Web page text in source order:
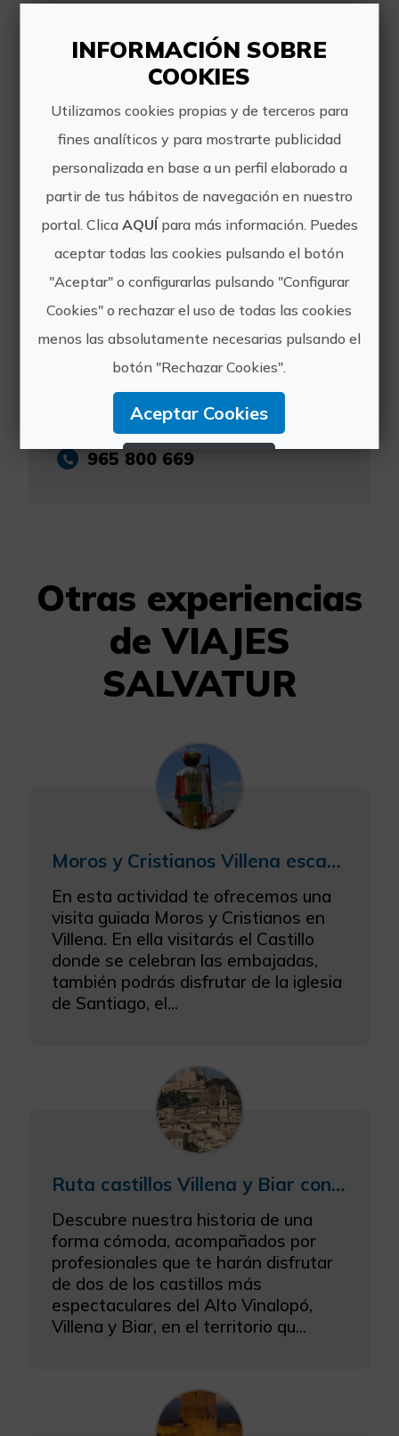
Desde 230€
Cómo llegar:
Villena (Alicante)
VIAJES SALVATUR
https://costablancainterior.es/
salvatur@salvatur.com
965 800 669
Otras experiencias
de VIAJES
SALVATUR
Moros y Cristianos Villena escapada gastronómica con visita castillo
En esta actividad te ofrecemos una
visita guiada Moros y Cristianos en
Villena. En ella visitarás el Castillo
donde se celebran las embajadas,
también podrás disfrutar de la iglesia
de Santiago, el...
Ruta castillos Villena y Biar con bodega
Descubre nuestra historia de una
forma cómoda, acompañados por
profesionales que te harán disfrutar
de dos de los castillos más
espectaculares del Alto Vinalopó,
Villena y Biar, en el territorio qu...
INFORMACIÓN SOBRE
COOKIES
Utilizamos cookies propias y de terceros para
fines analíticos y para mostrarte publicidad
personalizada en base a un perfil elaborado a
partir de tus hábitos de navegación en nuestro
portal. Clica AQUÍpara más información. Puedes
aceptar todas las cookies pulsando el botón
"Aceptar" o configurarlas pulsando "Configurar
Cookies" o rechazar el uso de todas las cookies
menos las absolutamente necesarias pulsando el
botón "Rechazar Cookies".
Aceptar Cookies
Rechazar Cookies